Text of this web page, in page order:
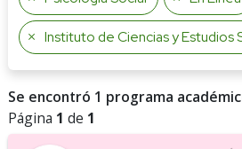
Instituto de Ciencias y Estudios Superiores de
Se encontró 1 programa
Página 1 de 1